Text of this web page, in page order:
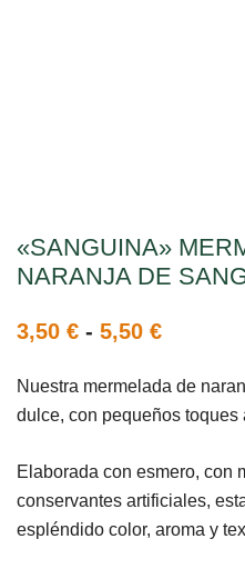
«SANGUINA»
NARANJA DE
3,50 € - 5,50 €
Nuestra mermelada de
dulce, con pequeños toques
Elaborada con esmero, con
conservantes artificiales,
espléndido color, aroma y